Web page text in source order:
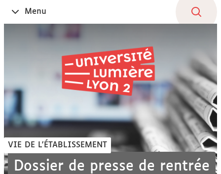
Ouvrir
le
Menu
VIE DE L'ÉTABLISSEMENT
Dossier de presse de rentrée